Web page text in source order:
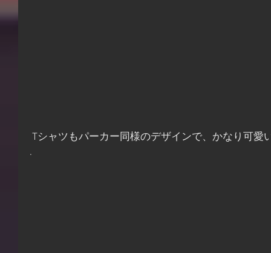
Tシャツもパーカー同様のデザインで、かなり可愛
.